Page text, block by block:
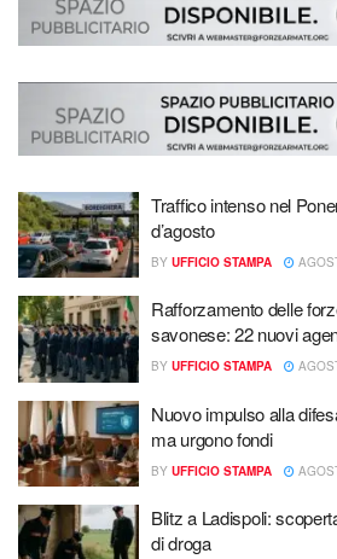
Traffico intenso nel
d’agosto
BY UFFICIO STAMPA
Rafforzamento delle
savonese: 22 nuovi
BY UFFICIO STAMPA
Nuovo impulso alla
ma urgono fondi
BY UFFICIO STAMPA
Blitz a Ladispoli:
di droga